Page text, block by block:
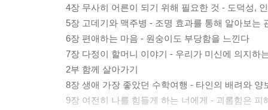
4장 무사히 어른이 되기 위해 필요한 것 - 도덕성,
5장 고데기와 맥주병 - 조명 효과를 통해 알아보는
6장 편애하는 마음 - 원숭이도 부당함을 느낀다
7장 다정이 할머니 이야기 - 우리가 미신에 의지하
2부 함께 살아가기
8장 생애 가장 좋았던 수학여행 - 타인의 배려와 양
9장 여전히 나를 힘들게 하는 너에게 - 괴롭힘은